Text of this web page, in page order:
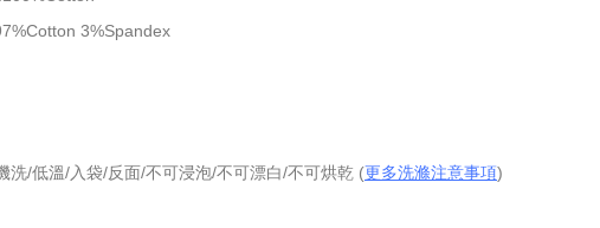
3%Spandex
洗/低溫/入袋/反面/不可浸泡/不可漂白/不可烘乾 (更多洗滌注意事項)